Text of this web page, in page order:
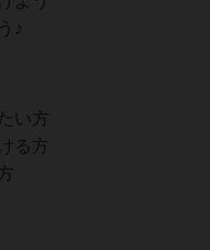
♪
い方
る方